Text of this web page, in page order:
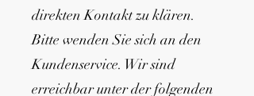
direkten Kontakt zu klären.
Bitte wenden Sie sich an den
Kundenservice. Wir sind
erreichbar unter der folgenden